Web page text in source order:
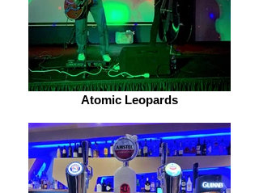
Atomic Leopards